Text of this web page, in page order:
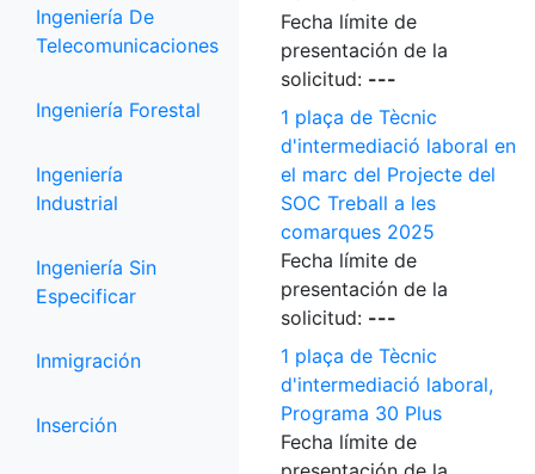
Ingeniería De
Telecomunicaciones
Ingeniería Forestal
Ingeniería
Industrial
Ingeniería Sin
Especificar
Inmigración
Inserción
Fecha límite de
presentación de la
solicitud: ---
1 plaça de Tècnic
d'intermediació laboral en
el marc del Projecte del
SOC Treball a les
comarques 2025
Fecha límite de
presentación de la
solicitud: ---
1 plaça de Tècnic
d'intermediació laboral,
Programa 30 Plus
Fecha límite de